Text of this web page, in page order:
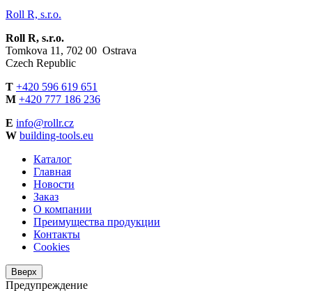
Roll R, s.r.o.
Roll R, s.r.o.
Tomkova 11, 702 00 Ostrava
Czech Republic
T +420 596 619 651
M +420 777 186 236
Е info@rollr.cz
W building-tools.eu
Каталог
Главная
Новости
Заказ
О компании
Преимущества продукции
Контакты
Cookies
Вверх
Предупреждение